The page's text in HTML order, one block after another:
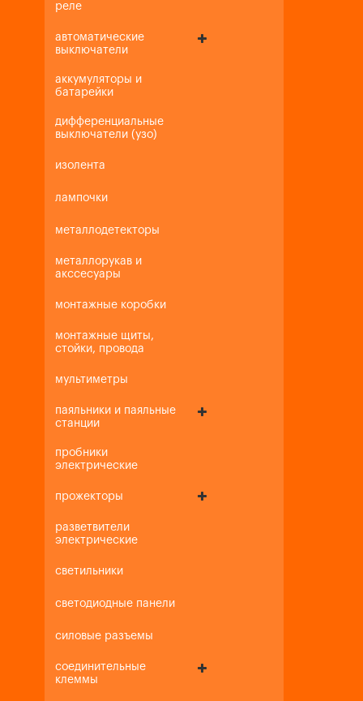
реле
автоматические
выключатели
аккумуляторы и
батарейки
дифференциальные
выключатели (узо)
изолента
лампочки
металлодетекторы
металлорукав и
акссесуары
монтажные коробки
монтажные щиты,
стойки, провода
мультиметры
паяльники и паяльные
станции
пробники
электрические
прожекторы
разветвители
электрические
светильники
светодиодные панели
силовые разъемы
соединительные
клеммы